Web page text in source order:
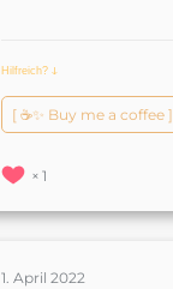
Hilfreich? ↆ
[ ☕️✨ Buy me a coffee ]
1
1. April 2022